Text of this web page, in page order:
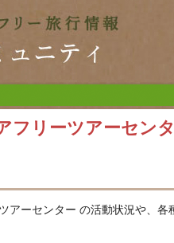
フリーツアーセン
アーセンター の活動状況や、各